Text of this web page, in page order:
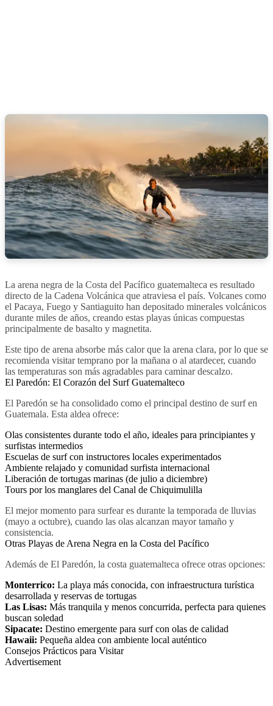
La arena negra de la Costa del Pacífico guatemalteca es resultado
directo de la Cadena Volcánica que atraviesa el país. Volcanes como
el Pacaya, Fuego y Santiaguito han depositado minerales volcánicos
durante miles de años, creando estas playas únicas compuestas
principalmente de basalto y magnetita.
Este tipo de arena absorbe más calor que la arena clara, por lo que se
recomienda visitar temprano por la mañana o al atardecer, cuando
las temperaturas son más agradables para caminar descalzo.
El Paredón: El Corazón del Surf Guatemalteco
El Paredón se ha consolidado como el principal destino de surf en
Guatemala. Esta aldea ofrece:
Olas consistentes durante todo el año, ideales para principiantes y
surfistas intermedios
Escuelas de surf con instructores locales experimentados
Ambiente relajado y comunidad surfista internacional
Liberación de tortugas marinas (de julio a diciembre)
Tours por los manglares del Canal de Chiquimulilla
El mejor momento para surfear es durante la temporada de lluvias
(mayo a octubre), cuando las olas alcanzan mayor tamaño y
consistencia.
Otras Playas de Arena Negra en la Costa del Pacífico
Además de El Paredón, la costa guatemalteca ofrece otras opciones:
Monterrico: La playa más conocida, con infraestructura turística
desarrollada y reservas de tortugas
Las Lisas: Más tranquila y menos concurrida, perfecta para quienes
buscan soledad
Sipacate: Destino emergente para surf con olas de calidad
Hawaii: Pequeña aldea con ambiente local auténtico
Consejos Prácticos para Visitar
Advertisement